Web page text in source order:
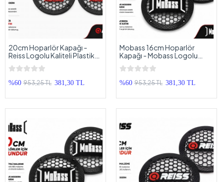
20cm Hoparlör Kapağı -
Reiss Logolu Kaliteli Plastik
Midrange Hoparlör Kapak 20
cm - 2 Adet
%60 953,25 TL 381,30 TL
Mobass 16cm Hoparlör
Kapağı - Mobass Logolu
Plastik Midrange Hoparlör
Kapak 16 cm - 2 Adet
%60 953,25 TL 381,30 TL